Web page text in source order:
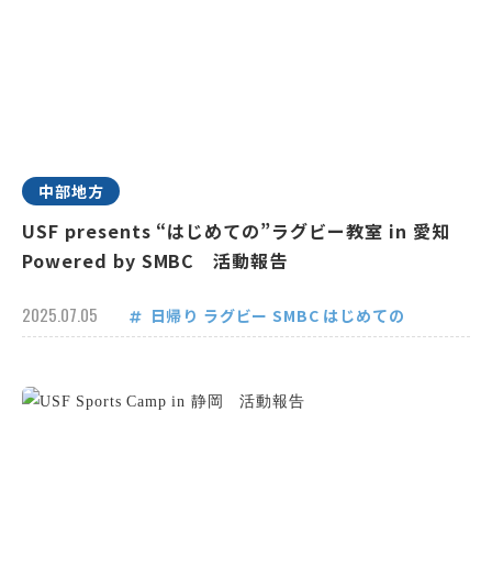
中部地方
USF presents “はじめての”ラグビー教室 in 愛知
Powered by SMBC 活動報告
2025.07.05 日帰り ラグビー SMBC はじめての